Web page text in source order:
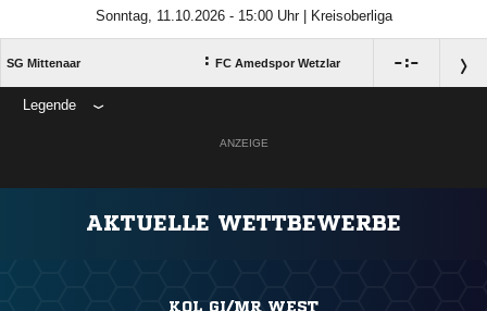
Sonntag, 11.10.2026 - 15:00 Uhr | Kreisoberliga
SG Mittenaar : FC Amedspor Wetzlar :
Legende
ANZEIGE
AKTUELLE WETTBEWERBE
KOL GI/MR WEST